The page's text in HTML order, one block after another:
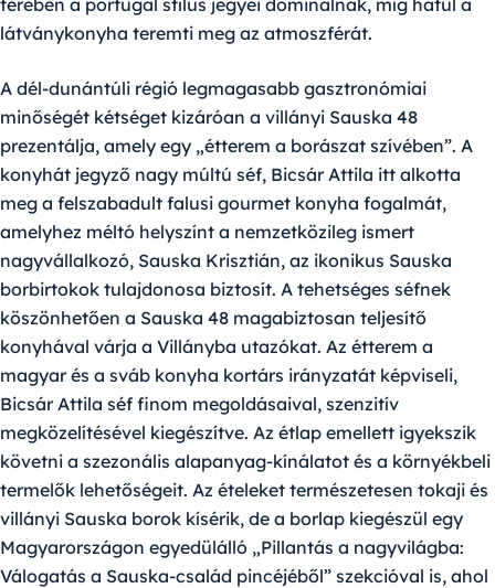
látványkonyha teremti meg az atmoszférát.
A dél-dunántúli régió legmagasabb gasztronómiai
minőségét kétséget kizáróan a villányi Sauska 48
prezentálja, amely egy „étterem a borászat szívében”. A
konyhát jegyző nagy múltú séf, Bicsár Attila itt alkotta
meg a felszabadult falusi gourmet konyha fogalmát,
amelyhez méltó helyszínt a nemzetközileg ismert
nagyvállalkozó, Sauska Krisztián, az ikonikus Sauska
borbirtokok tulajdonosa biztosít. A tehetséges séfnek
köszönhetően a Sauska 48 magabiztosan teljesítő
konyhával várja a Villányba utazókat. Az étterem a
magyar és a sváb konyha kortárs irányzatát képviseli,
Bicsár Attila séf finom megoldásaival, szenzitív
megközelítésével kiegészítve. Az étlap emellett igyekszik
követni a szezonális alapanyag-kínálatot és a környékbeli
termelők lehetőségeit. Az ételeket természetesen tokaji és
villányi Sauska borok kísérik, de a borlap kiegészül egy
Magyarországon egyedülálló „Pillantás a nagyvilágba:
Válogatás a Sauska-család pincéjéből” szekcióval is, ahol